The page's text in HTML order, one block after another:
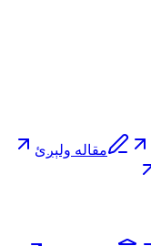
مقاله ولېږئ